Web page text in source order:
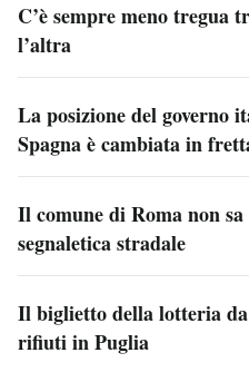
C’è sempre meno tregua
l’altra
La posizione del governo
Spagna è cambiata in
Il comune di Roma non
segnaletica stradale
Il biglietto della lotteria
rifiuti in Puglia